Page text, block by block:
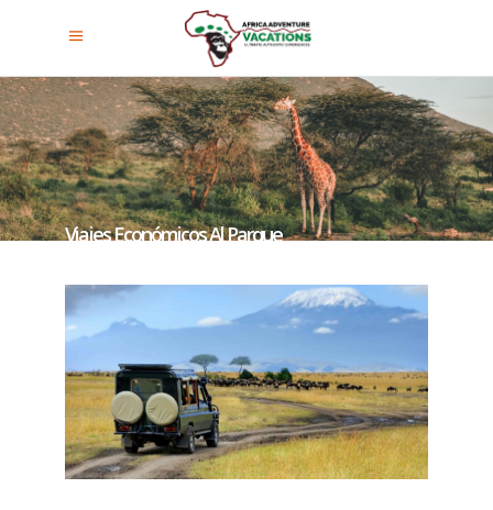
Viajes Económicos Al Parque
Nacional Serengeti